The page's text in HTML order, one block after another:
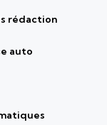
rédaction
auto